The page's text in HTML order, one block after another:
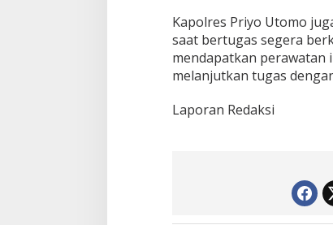
Kapolres Priyo Utomo
saat bertugas segera
mendapatkan perawatan
melanjutkan tugas
Laporan Redaksi